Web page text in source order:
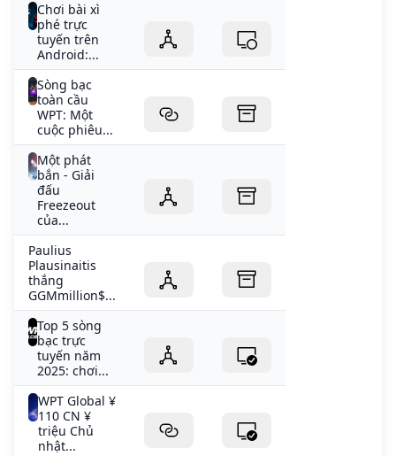
Chơi bài xì
phé trực
tuyến trên
Android:...
Sòng bạc
toàn cầu
WPT: Một
cuộc phiêu...
Một phát
bắn - Giải
đấu
Freezeout
của...
Paulius
Plausinaitis
thắng
GGMmillion$...
Top 5 sòng
bạc trực
tuyến năm
2025: chơi...
WPT Global ¥
110 CN ¥
triệu Chủ
nhật...